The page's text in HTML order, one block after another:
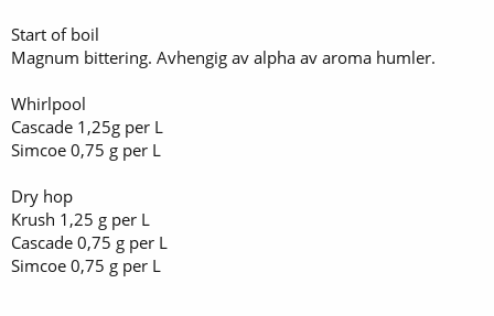
Start of boil
Magnum bittering. Avhengig av alpha av aroma humler.
Whirlpool
Cascade 1,25g per L
Simcoe 0,75 g per L
Dry hop
Krush 1,25 g per L
Cascade 0,75 g per L
Simcoe 0,75 g per L